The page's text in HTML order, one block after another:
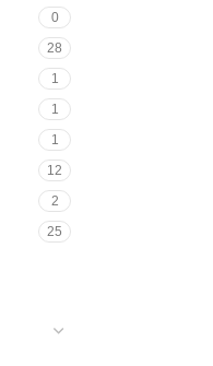
0
28
1
1
1
12
2
25